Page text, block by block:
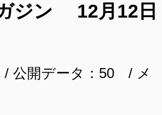
ジン 12月12日
公開データ：50 / メ